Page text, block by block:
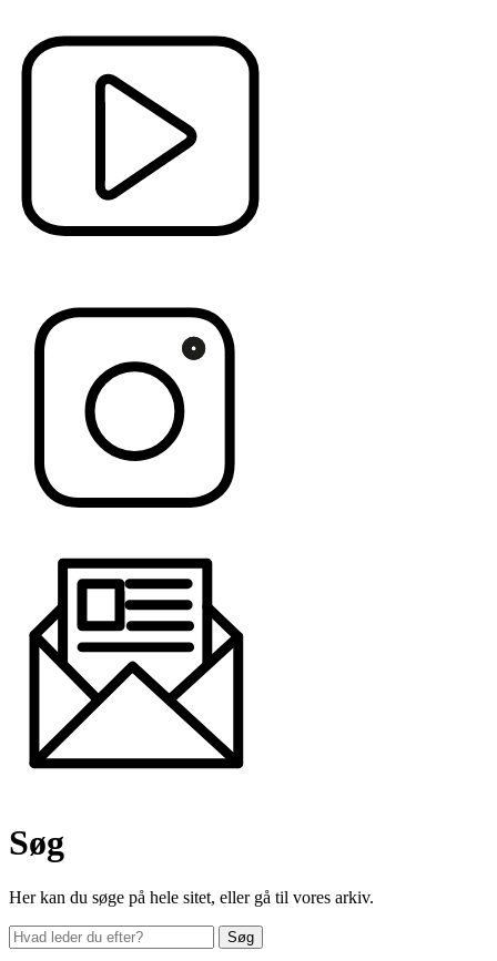
Søg
Her kan du søge på hele sitet, eller gå til vores arkiv.